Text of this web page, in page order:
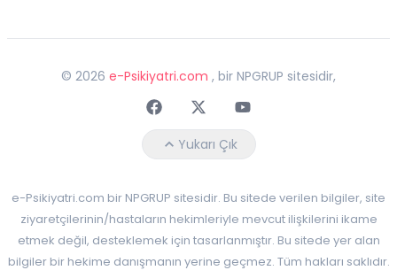
© 2026 e-Psikiyatri.com , bir NPGRUP sitesidir,
FaceebokTwitterYoutube
Yukarı Çık
e-Psikiyatri.com bir NPGRUP sitesidir. Bu sitede verilen bilgiler, site
ziyaretçilerinin/hastaların hekimleriyle mevcut ilişkilerini ikame
etmek değil, desteklemek için tasarlanmıştır. Bu sitede yer alan
bilgiler bir hekime danışmanın yerine geçmez. Tüm hakları saklıdır.